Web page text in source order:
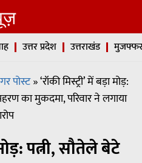
उत्तर प्रदेश उत्तराखंड
पोस्ट»‘रॉकी मिस्ट्री’ में बड़ा मोड़:
का मुकदमा, परिवार ने लगाया
पत्नी, सौतेले बेटे